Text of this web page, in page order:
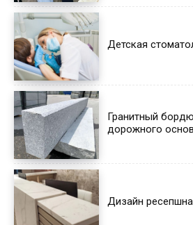
Детская
Гранитный
дорожного
Дизайн